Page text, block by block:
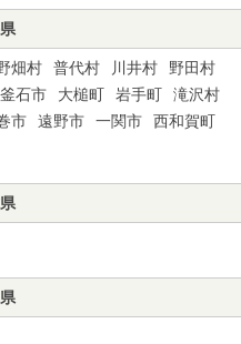
畑村 普代村 川井村
野田村
釜石市 大槌町 岩手町
滝沢村
市 遠野市 一関市
西和賀町